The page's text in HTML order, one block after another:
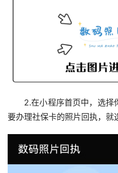
2.在小程序首页中，选择
要办理社保卡的照片回执，就